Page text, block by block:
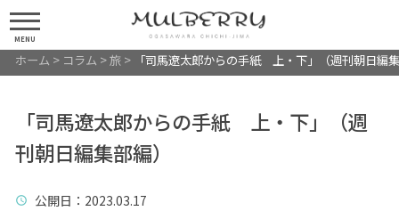
MENU
ホーム > コラム >旅> 「司馬遼太郎からの手紙 上・下」（週刊朝日編
「司馬遼太郎からの手紙 上・下」（週
刊朝日編集部編）
公開日 ：2023.03.17